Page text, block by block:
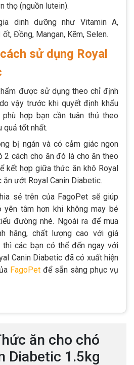
thọ (nguồn lutein).
dinh dưỡng như Vitamin A,
Đồng, Mangan, Kẽm, Selen.
sử dụng Royal
được sử dụng theo chỉ định
vậy trước khi quyết định khẩu
hợp bạn cần tuân thủ theo
quả tốt nhất.
bị ngán và có cảm giác ngon
2 cách cho ăn đó là cho ăn theo
kết hợp giữa thức ăn khô Royal
ướt Royal Canin Diabetic.
sẻ trên của FagoPet sẽ giúp
yên tâm hơn khi không may bé
đường nhé. Ngoài ra để mua
hãng, chất lượng cao với giá
thì các bạn có thể đến ngay với
Canin Diabetic đã có xuất hiện
FagoPet để sẵn sàng phục vụ
ăn cho chó
Diabetic 1.5kg